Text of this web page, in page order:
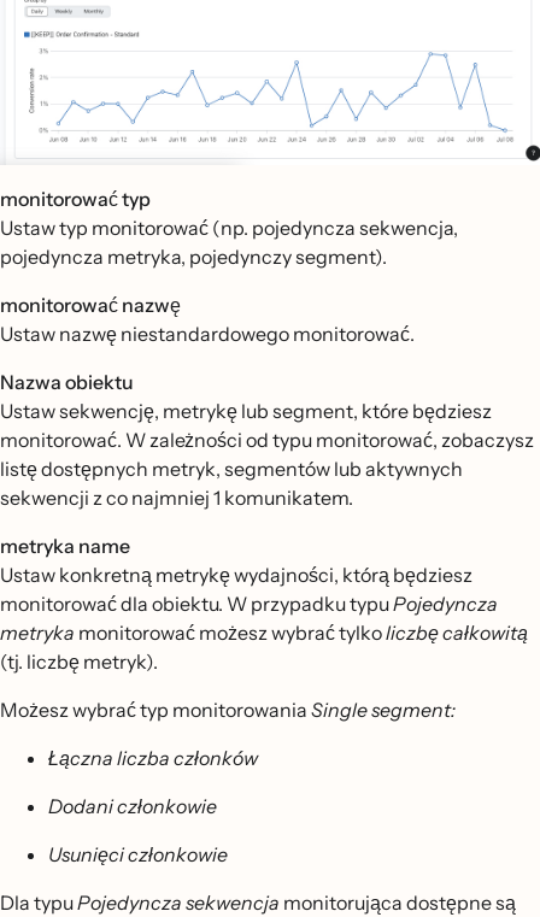
monitorować typ
Ustaw typ monitorować (np. pojedyncza sekwencja,
pojedyncza metryka, pojedynczy segment).
monitorować nazwę
Ustaw nazwę niestandardowego monitorować.
Nazwa obiektu
Ustaw sekwencję, metrykę lub segment, które będziesz
monitorować. W zależności od typu monitorować, zobaczysz
listę dostępnych metryk, segmentów lub aktywnych
sekwencji z co najmniej 1 komunikatem.
metryka name
Ustaw konkretną metrykę wydajności, którą będziesz
monitorować dla obiektu. W przypadku typuPojedyncza
metryka monitorować możesz wybrać tylkoliczbę całkowitą
(tj. liczbę metryk).
Możesz wybrać typ monitorowania Single segment:
Łączna liczba członków
Dodani członkowie
Usunięci członkowie
Dla typuPojedyncza sekwencja monitorująca dostępne są